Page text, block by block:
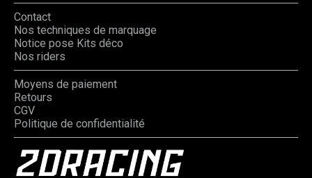
Contact
Nos techniques de marquage
Notice pose Kits déco
Nos riders
Moyens de paiement
Retours
CGV
Politique de confidentialité